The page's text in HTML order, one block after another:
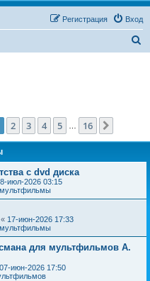
Вход
Регистрация
из 16
2 3 4 5 16
с dvd диска
июл-2026 03:15
« 17-июн-2026 17:33
для мультфильмов А.
07-июн-2026 17:50